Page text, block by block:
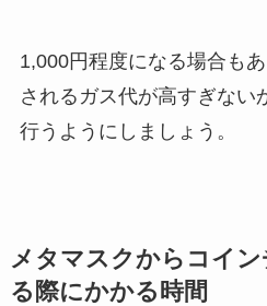
1,000円程度になる場合も
されるガス代が高すぎない
行うようにしましょう。
メタマスクからコイ
る際にかかる時間